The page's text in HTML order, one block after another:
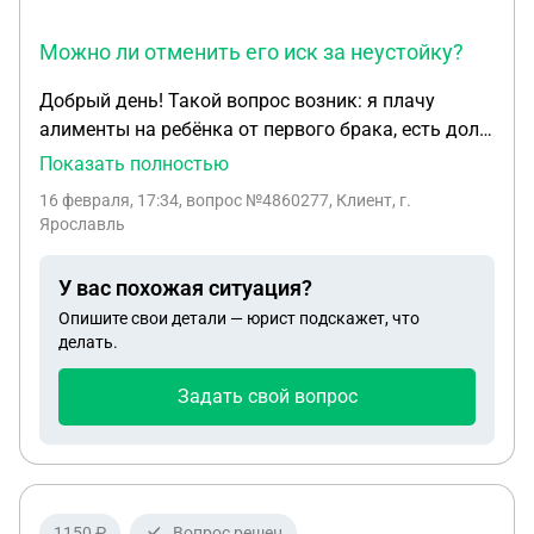
Можно ли отменить его иск за неустойку?
Добрый день! Такой вопрос возник: я плачу
алименты на ребёнка от первого брака, есть долг,
который образовался по закону за время
Сразу после судов был подан исполнительный
направляет приставам по исполнительному
производству. Я ухожу сейчас в декрет. На время
декрета по беременности и родам я не могу
работать, так как я потеряю пособие, алименты
приставы будут считать от средней зарплаты по
через Госуслуги спокойно, ведь есть же
Показать полностью
16 февраля, 17:34, вопрос №4860277, Клиент, г.
Ярославль
У вас похожая ситуация?
Опишите свои детали — юрист подскажет, что
делать.
Задать свой вопрос